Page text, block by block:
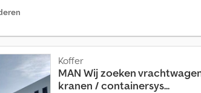
Koffer
MAN Wij zoeken
kranen / containersys...